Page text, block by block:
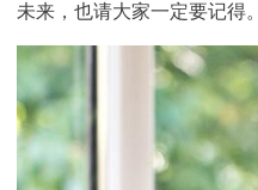
未来，也请大家一定要记得